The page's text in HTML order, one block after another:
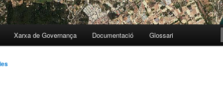
Xarxa de Governança Documentació Glossari